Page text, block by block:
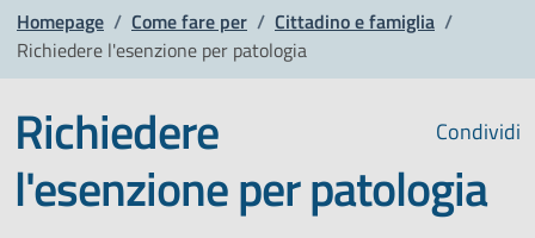
Homepage / Come fare per / Cittadino e famiglia /
Richiedere l'esenzione per patologia
Condividi
Richiedere
l'esenzione per patologia